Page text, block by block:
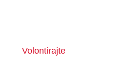
Volontirajte